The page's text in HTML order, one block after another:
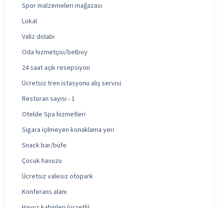
Spor malzemeleri mağazası
Lokal
Valiz dolabı
Oda hizmetçisi/belboy
24 saat açık resepsiyon
Ücretsiz tren istasyonu alış servisi
Restoran sayısı - 1
Otelde Spa hizmetleri
Sigara içilmeyen konaklama yeri
Snack bar/büfe
Çocuk havuzu
Ücretsiz valesiz otopark
Konferans alanı